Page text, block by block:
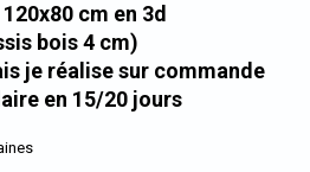
cm en 3d
bois 4 cm)
je réalise sur commande
en 15/20 jours